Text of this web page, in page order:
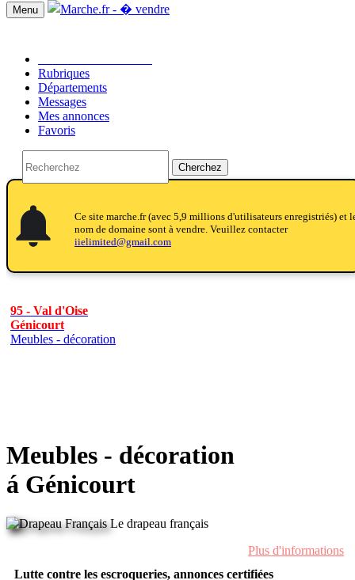
Menu
Rubriques
Départements
Messages
Mes annonces
Favoris
Cherchez
notifications
notifications
Ce site marche.fr (avec 5,9 millions d'utilisateurs enregistriés) et
nom de domaine sont à vendre. Veuillez contacter
iielimited@gmail.com
95 - Val d'Oise
Génicourt
Meubles - décoration
Meubles - décoration
á Génicourt
Le drapeau français
Plus d'informations
Lutte contre les escroqueries, annonces certifiées